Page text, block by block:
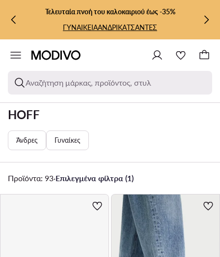
ΜΕΤΆΒΑΣΗ ΣΤΟ ΚΎΡΙΟ ΠΕΡΙΕΧΌΜΕΝΟ
ΜΕΤΆΒΑΣΗ ΣΤΗΝ ΑΝΑΖΉΤΗΣΗ
Τελευταία πνοή του καλοκαιριού έως -35%
ΓΥΝΑΙΚΕΙΑΑΝΔΡΙΚΑΤΣΑΝΤΕΣ
Αναζήτηση μάρκας, προϊόντος, στυλ
HOFF
Άνδρες Γυναίκες
Προϊόντα: 93·Επιλεγμένα φίλτρα (1)